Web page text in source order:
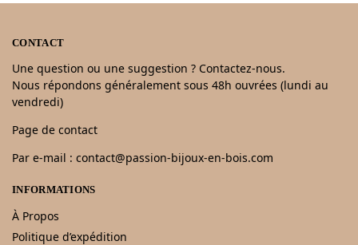
CONTACT
Une question ou une suggestion ? Contactez-nous.
Nous répondons généralement sous 48h ouvrées (lundi au
vendredi)
Page de contact
Par e-mail : contact@passion-bijoux-en-bois.com
INFORMATIONS
À Propos
Politique d’expédition